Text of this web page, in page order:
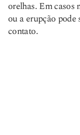
orelhas. Em casos
ou a erupção
contato.